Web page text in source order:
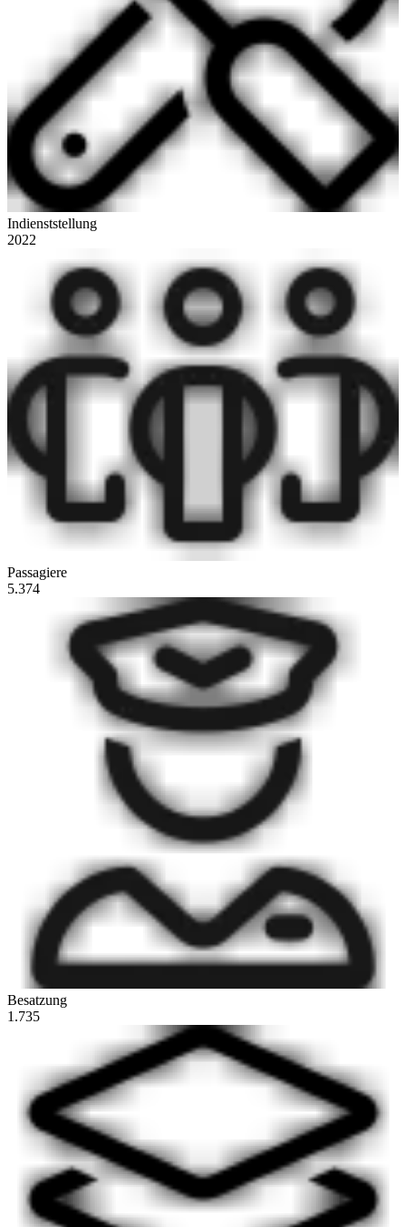
Indienststellung
2022
Passagiere
5.374
Besatzung
1.735